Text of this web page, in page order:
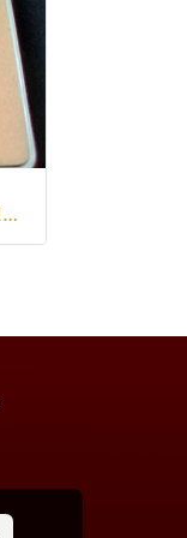
ชุดเหรียญพระนิรันตราย 72พรรษา รัชกาลที่9 วัดบวรนิเวศ ปี42